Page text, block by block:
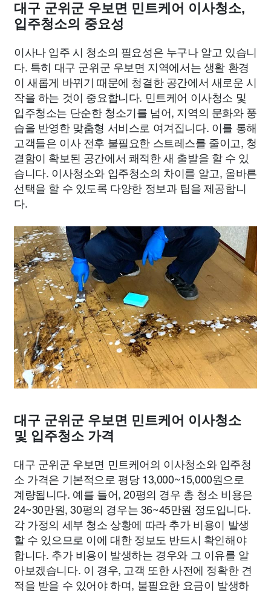
대구 군위군 우보면 민트케어 이사청소,
입주청소의 중요성
이사나 입주 시 청소의 필요성은 누구나 알고 있습니
다. 특히 대구 군위군 우보면 지역에서는 생활 환경
이 새롭게 바뀌기 때문에 청결한 공간에서 새로운 시
작을 하는 것이 중요합니다. 민트케어 이사청소 및
입주청소는 단순한 청소기를 넘어, 지역의 문화와 풍
습을 반영한 맞춤형 서비스로 여겨집니다. 이를 통해
고객들은 이사 전후 불필요한 스트레스를 줄이고, 청
결함이 확보된 공간에서 쾌적한 새 출발을 할 수 있
습니다. 이사청소와 입주청소의 차이를 알고, 올바른
선택을 할 수 있도록 다양한 정보과 팁을 제공합니
다.
대구 군위군 우보면 민트케어 이사청소
및 입주청소 가격
대구 군위군 우보면 민트케어의 이사청소와 입주청
소 가격은 기본적으로 평당 13,000~15,000원으로
계량됩니다. 예를 들어, 20평의 경우 총 청소 비용은
24~30만원, 30평의 경우는 36~45만원 정도입니다.
각 가정의 세부 청소 상황에 따라 추가 비용이 발생
할 수 있으므로 이에 대한 정보도 반드시 확인해야
합니다. 추가 비용이 발생하는 경우와 그 이유를 알
아보겠습니다. 이 경우, 고객 또한 사전에 정확한 견
적을 받을 수 있어야 하며, 불필요한 요금이 발생하